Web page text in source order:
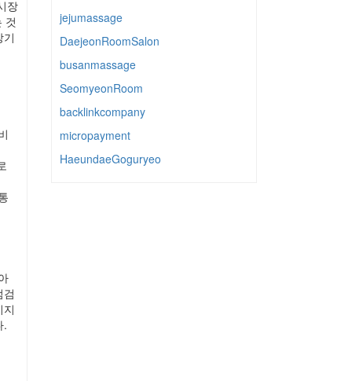
장
것
.
jejumassage
DaejeonRoomSalon
busanmassage
SeomyeonRoom
backlinkcompany
micropayment
HaeundaeGoguryeo